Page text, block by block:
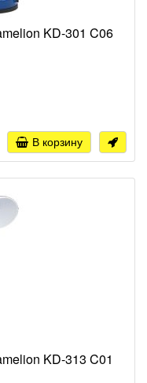
KD-301 C06
В корзину
KD-313 C01